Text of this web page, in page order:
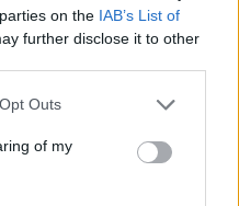
on the IAB’s List of
further disclose it to other
Outs
of my
Square